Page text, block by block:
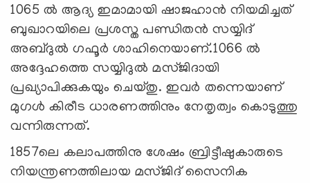
1065 ൽ ആദ്യ ഇമാമായി ഷാജഹാൻ നിയമിച്ചത്
ബുഖാറയിലെ പ്രശസ്ത പണ്ഡിതൻ സയ്യിദ്
അബ്ദുൽ ഗഫൂർ ശാഹിനെയാണ്.1066 ൽ
അദ്ദേഹത്തെ സയ്യിദുൽ മസ്ജിദായി
പ്രഖ്യാപിക്കുകയും ചെയ്തു. ഇവർ തന്നെയാണ്
മുഗൾ കിരീട ധാരണത്തിനും നേതൃത്വം കൊടുത്തു
വന്നിരുന്നത്.
1857ലെ കലാപത്തിനു ശേഷം ബ്രിട്ടീഷുകാരുടെ
നിയന്ത്രണത്തിലായ മസ്ജിദ് സൈനിക